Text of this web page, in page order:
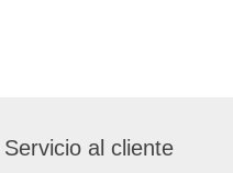
Servicio al cliente